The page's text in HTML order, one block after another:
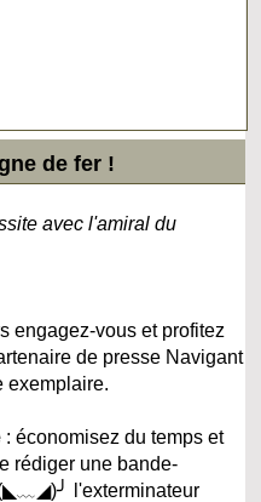
de fer !
avec l'amiral du
engagez-vous et profitez
de presse Navigant
exemplaire.
: économisez du temps et
rédiger une bande-
l'exterminateur